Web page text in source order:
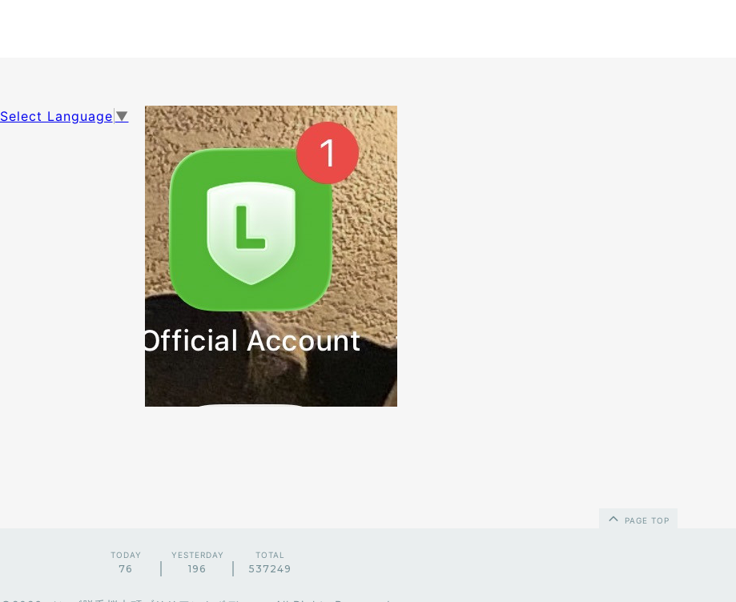
Select Language ▼
PAGE TOP
TODAY
76
YESTERDAY
196
TOTAL
537249